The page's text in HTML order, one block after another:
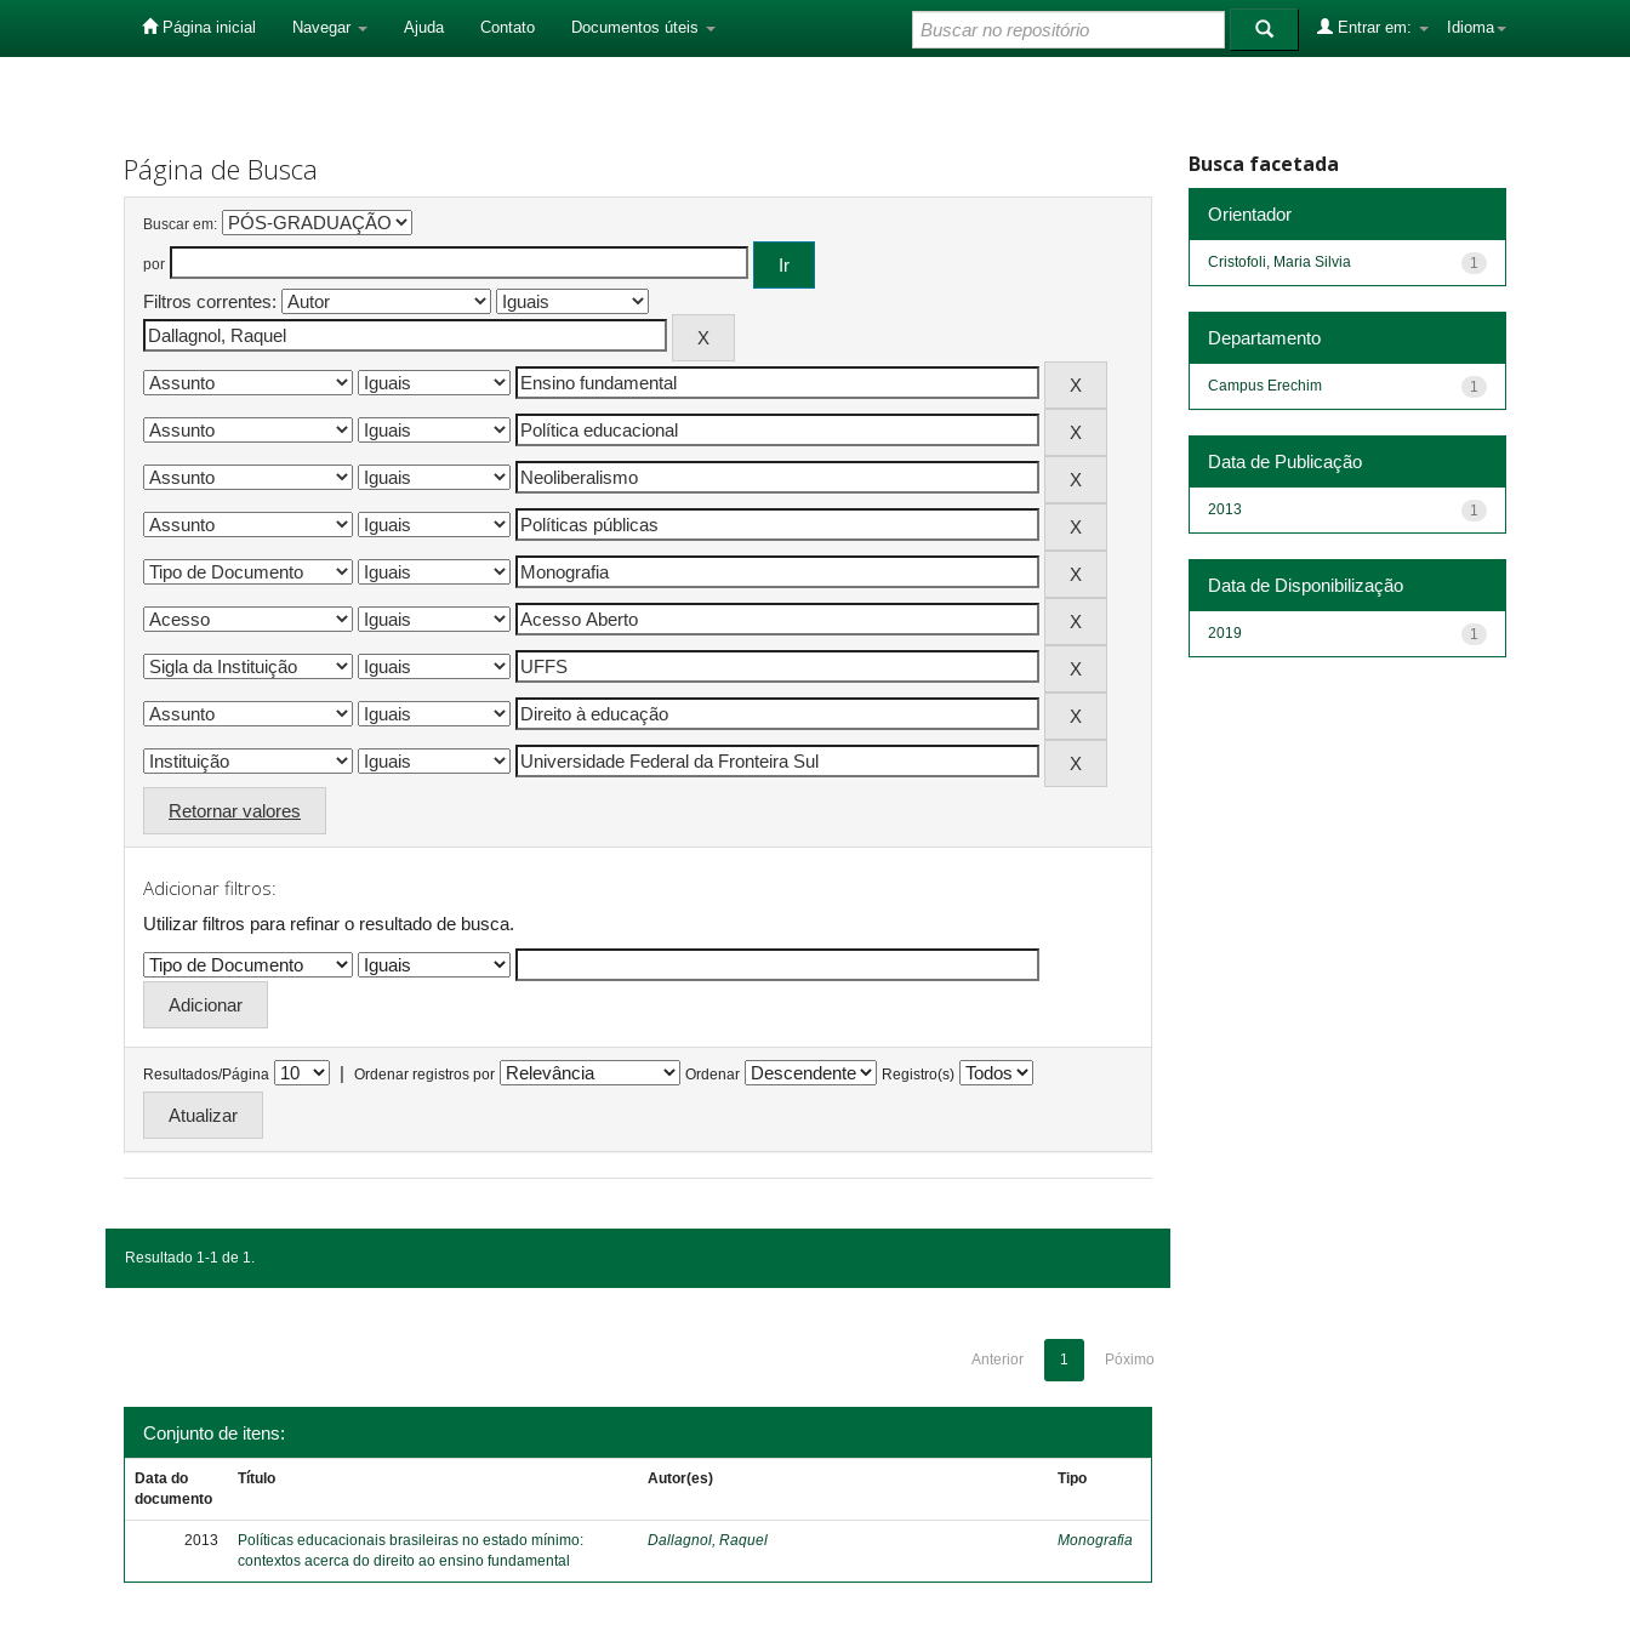
Página inicial Navegar Ajuda Contato Documentos úteis Idioma
Entrar em:
Página de Busca
Buscar em:
por
Filtros correntes:
Retornar valores
Adicionar filtros:
Utilizar filtros para refinar o resultado de busca.
Resultados/Página | Ordenar registros por Ordenar Registro(s)
Resultado 1-1 de 1.
Anterior 1 Póximo
Conjunto de itens:
Data do
documento
Título Autor(es) Tipo
2013
Políticas educacionais brasileiras no estado mínimo:
contextos acerca do direito ao ensino fundamental
Dallagnol, Raquel Monografia
Busca facetada
Orientador
1
Cristofoli, Maria Silvia
Departamento
1
Campus Erechim
Data de Publicação
1
2013
Data de Disponibilização
1
2019